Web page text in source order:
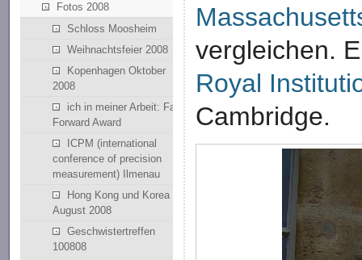
Fotos 2008
Schloss Moosheim
Weihnachtsfeier 2008
Kopenhagen Oktober
2008
ich in meiner Arbeit: Fast
Forward Award
ICPM (international
conference of precision
measurement) Ilmenau
Hong Kong und Korea
August 2008
Geschwistertreffen
100808
vergleichen.
Royal
Cambridge.